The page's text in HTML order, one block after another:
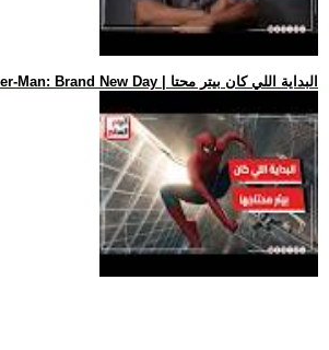
.. فيلم Spider-Man: Brand New Day | البداية اللي كان بيتر محتا